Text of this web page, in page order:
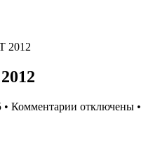
2012
• Комментарии отключены •